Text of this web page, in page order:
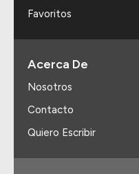
Favoritos
Acerca De
Nosotros
Contacto
Quiero Escribir